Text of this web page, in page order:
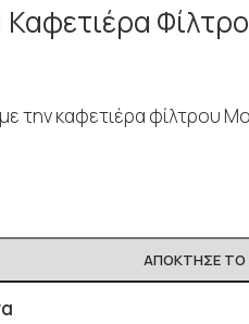
την καφετιέρα φίλτρου
ΑΠΌΚΤΗΣΈ ΤΟ